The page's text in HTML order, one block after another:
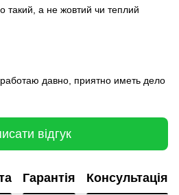
такий, а не жовтий чи теплий
давно, приятно иметь дело
відгук
Гарантія Консультація